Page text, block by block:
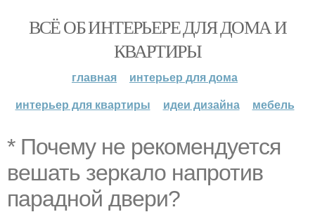
ВСЁ ОБ ИНТЕРЬЕРЕ ДЛЯ ДОМА И
КВАРТИРЫ
главная
интерьер для дома
интерьер для квартиры
идеи дизайна мебель
* Почему не рекомендуется
вешать зеркало напротив
парадной двери?